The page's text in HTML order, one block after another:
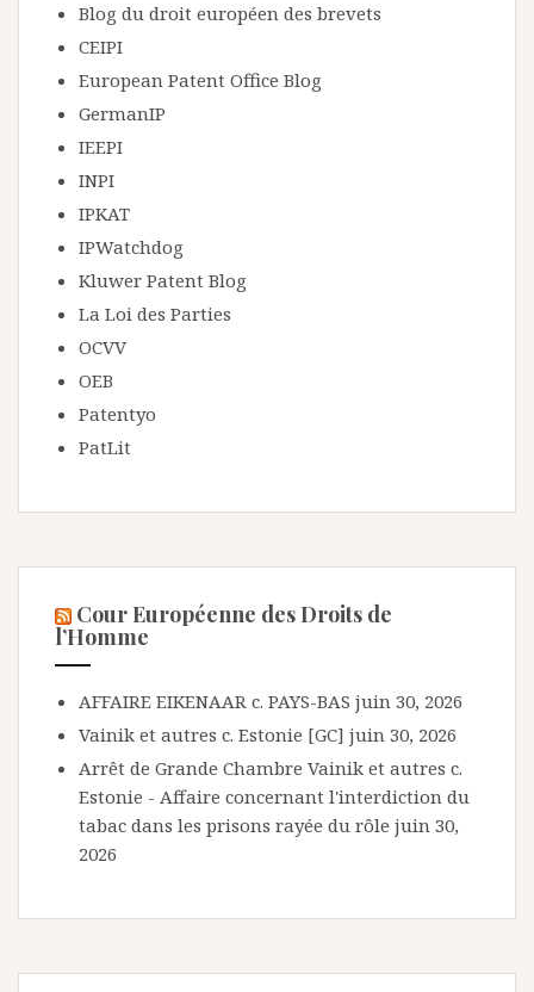
Blog du droit européen des brevets
CEIPI
European Patent Office Blog
GermanIP
IEEPI
INPI
IPKAT
IPWatchdog
Kluwer Patent Blog
La Loi des Parties
OCVV
OEB
Patentyo
PatLit
Cour Européenne des Droits de
l’Homme
AFFAIRE EIKENAAR c. PAYS-BAS juin 30, 2026
Vainik et autres c. Estonie [GC] juin 30, 2026
Arrêt de Grande Chambre Vainik et autres c.
Estonie - Affaire concernant l'interdiction du
tabac dans les prisons rayée du rôle juin 30,
2026